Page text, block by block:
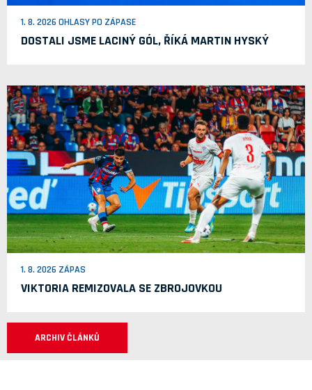
1. 8. 2026 OHLASY PO ZÁPASE
DOSTALI JSME LACINÝ GÓL, ŘÍKÁ MARTIN HYSKÝ
1. 8. 2026 ZÁPAS
VIKTORIA REMIZOVALA SE ZBROJOVKOU
ARCHIV ČLÁNKŮ